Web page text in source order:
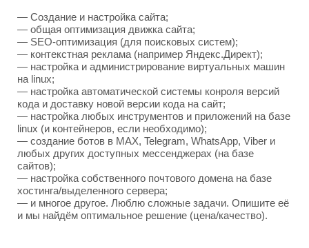
— Создание и настройка сайта;
— общая оптимизация движка сайта;
— SEO-оптимизация (для поисковых систем);
— контекстная реклама (например Яндекс.Директ);
— настройка и администрирование виртуальных машин
на linux;
— настройка автоматической системы конроля версий
кода и доставку новой версии кода на сайт;
— настройка любых инструментов и приложений на базе
linux (и контейнеров, если необходимо);
— создание ботов в MAX, Telegram, WhatsApp, Viber и
любых других доступных мессенджерах (на базе
сайтов);
— настройка собственного почтового домена на базе
хостинга/выделенного сервера;
— и многое другое. Люблю сложные задачи. Опишите её
и мы найдём оптимальное решение (цена/качество).